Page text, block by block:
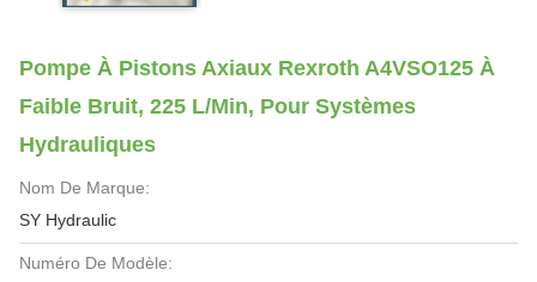
Pompe À Pistons Axiaux Rexroth A4VSO125 À
Faible Bruit, 225 L/min, Pour Systèmes
Hydrauliques
Nom De Marque:
SY Hydraulic
Numéro De Modèle: